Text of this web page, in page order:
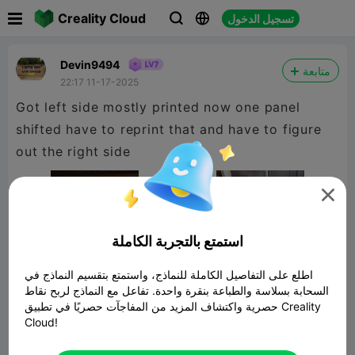
Creality Cloud   تسجيل الدخول
Devin9494
22:17 11-17-2025
متابعة
Got left side mostly printed now one panel
shifted have to reprint that and have to figure
out the right side

استمتع بالتجربة الكاملة
اطلع على التفاصيل الكاملة للنماذج، واستمتع بتقسيم النماذج في
السحابة بسلاسة والطباعة بنقرة واحدة. تفاعل مع النماذج لربح نقاط
حصرية واكتشاف المزيد من المفاجآت حصريًا في تطبيق Creality
Cloud!